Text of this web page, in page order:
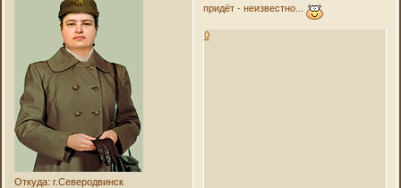
Откуда: г.Северодвинск
придёт - неизвестно...
0